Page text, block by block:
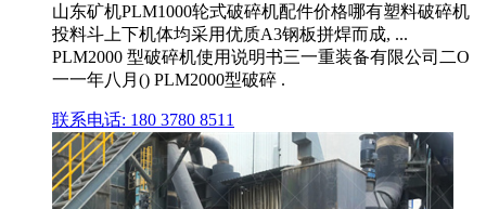
山东矿机PLM1000轮式破碎机配件价格哪有塑料破碎机
投料斗上下机体均采用优质A3钢板拼焊而成, ...
PLM2000 型破碎机使用说明书三一重装备有限公司二O
一一年八月() PLM2000型破碎 .
联系电话: 180 3780 8511